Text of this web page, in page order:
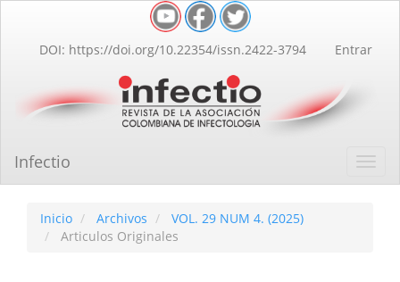
Contenido
principal
lateral
DOI: https://doi.org/10.22354/issn.2422-3794 Entrar
Infectio
Inicio Archivos
VOL. 29 NUM 4. (2025)
Articulos Originales